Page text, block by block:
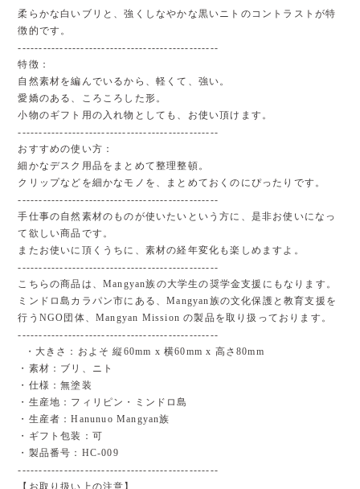
柔らかな白いブリと、強くしなやかな黒いニトのコントラストが特
徴的です。
------------------------------------------------
特徴：
自然素材を編んでいるから、軽くて、強い。
愛嬌のある、ころころした形。
小物のギフト用の入れ物としても、お使い頂けます。
------------------------------------------------
おすすめの使い方：
細かなデスク用品をまとめて整理整頓。
クリップなどを細かなモノを、まとめておくのにぴったりです。
------------------------------------------------
手仕事の自然素材のものが使いたいという方に、是非お使いになっ
て欲しい商品です。
またお使いに頂くうちに、素材の経年変化も楽しめますよ。
------------------------------------------------
こちらの商品は、Mangyan族の大学生の奨学金支援にもなります。
ミンドロ島カラパン市にある、Mangyan族の文化保護と教育支援を
行うNGO団体、Mangyan Mission の製品を取り扱っております。
------------------------------------------------
・大きさ：およそ 縦60mm x 横60mm x 高さ80mm
・素材：ブリ、ニト
・仕様：無塗装
・生産地：フィリピン・ミンドロ島
・生産者：Hanunuo Mangyan族
・ギフト包装：可
・製品番号：HC-009
------------------------------------------------
【お取り扱い上の注意】